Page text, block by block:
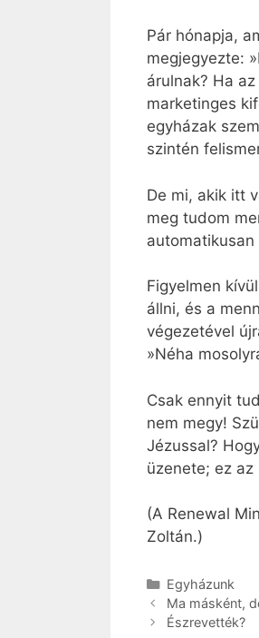
Pár hónapja,
megjegyezte:
árulnak? Ha
marketinges
egyházak
szintén
De mi, akik itt
meg tudom
Figyelmen
állni, és a
végezetével
»Néha
Csak ennyit
nem megy!
Jézussal?
üzenete; ez az
(A Renewal
Zoltán.)
Kategória
Egyházunk
Ma másként,
Észrevették?